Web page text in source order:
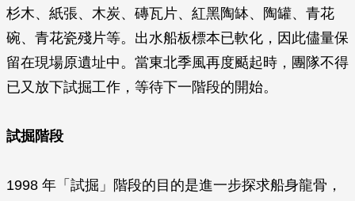
杉木、紙張、木炭、磚瓦片、紅黑陶缽、陶罐、青花
碗、青花瓷殘片等。出水船板標本已軟化，因此儘量保
留在現場原遺址中。當東北季風再度颳起時，團隊不得
已又放下試掘工作，等待下一階段的開始。
試掘階段
1998 年「試掘」階段的目的是進一步探求船身龍骨，